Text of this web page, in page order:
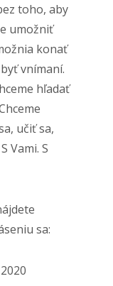
toho, aby
umožniť
konať
vnímaní.
hľadať
učiť sa,
Vami. S
sa: